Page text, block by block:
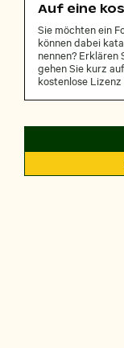
Auf eine
Sie möchten ein
können dabei
nennen?
gehen Sie kurz
kostenlose